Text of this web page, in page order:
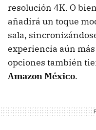
resolución 4K. O
añadirá un toque
sala,
experiencia aún
opciones también
Amazon México.